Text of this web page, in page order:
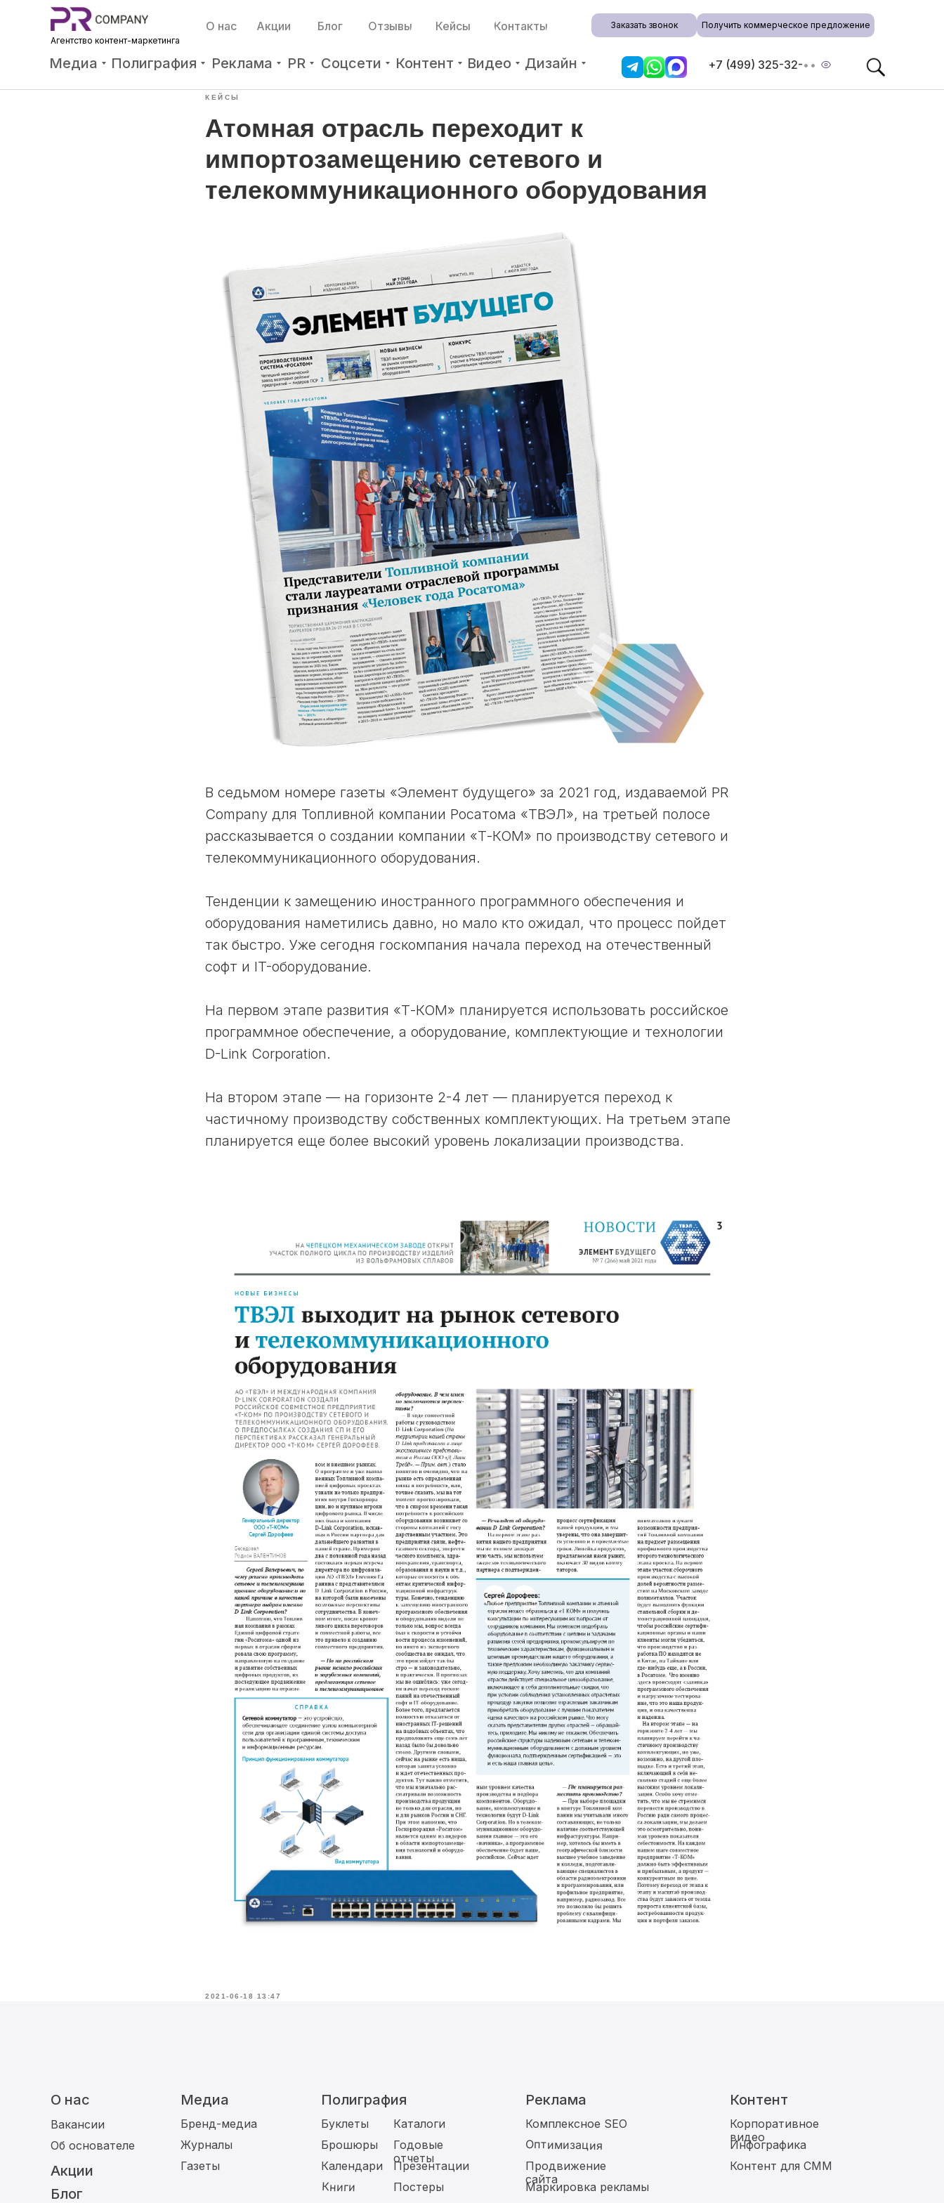
+7 (499) 325-32-••
Заказать звонок Получить коммерческое предложение
О нас Контакты
Блог Отзывы Кейсы
Агентство контент-маркетинга
Акции
Медиа Полиграфия Реклама PR Соцсети Контент Видео Дизайн
КЕЙСЫ
Атомная отрасль переходит к
импортозамещению сетевого и
телекоммуникационного оборудования
В седьмом номере газеты «Элемент будущего» за 2021 год, издаваемой PR
Company для Топливной компании Росатома «ТВЭЛ», на третьей полосе
рассказывается о создании компании «Т-КОМ» по производству сетевого и
телекоммуникационного оборудования.
Тенденции к замещению иностранного программного обеспечения и
оборудования наметились давно, но мало кто ожидал, что процесс пойдет
так быстро. Уже сегодня госкомпания начала переход на отечественный
софт и IT-оборудование.
На первом этапе развития «Т-КОМ» планируется использовать российское
программное обеспечение, а оборудование, комплектующие и технологии
D-Link Corporation.
На втором этапе — на горизонте 2-4 лет — планируется переход к
частичному производству собственных комплектующих. На третьем этапе
планируется еще более высокий уровень локализации производства.
2021-06-18 13:47
Реклама
Комплексное SEO
Оптимизация
Маркировка рекламы
Продвижение
сайта
Медиа
Бренд-медиа
Журналы
Газеты
Блог
О нас
Инфографика
Контент для СММ
Корпоративное
видео
Контент
Акции
Буклеты
Календари
Книги
Годовые
отчеты
Каталоги
Полиграфия
Презентации
Брошюры
Постеры
Об основателе
Вакансии